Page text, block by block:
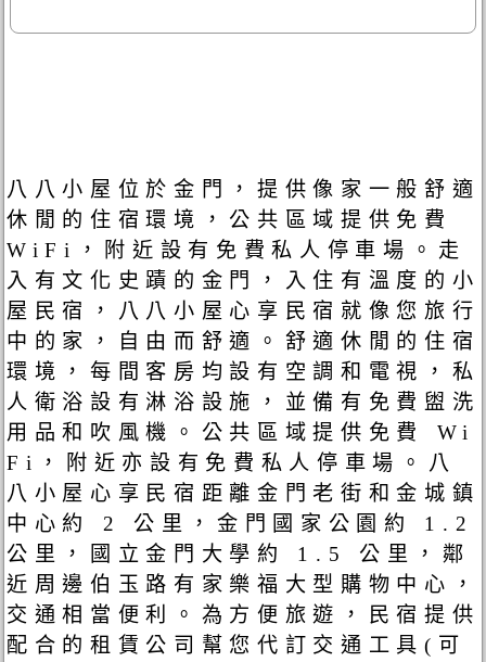
八八小屋位於金門，提供像家一般舒適
休閒的住宿環境，公共區域提供免費
WiFi，附近設有免費私人停車場。走
入有文化史蹟的金門，入住有溫度的小
屋民宿，八八小屋心享民宿就像您旅行
中的家，自由而舒適。舒適休閒的住宿
環境，每間客房均設有空調和電視，私
人衛浴設有淋浴設施，並備有免費盥洗
用品和吹風機。公共區域提供免費 Wi
Fi，附近亦設有免費私人停車場。八
八小屋心享民宿距離金門老街和金城鎮
中心約 2 公里，金門國家公園約 1.2
公里，國立金門大學約 1.5 公里，鄰
近周邊伯玉路有家樂福大型購物中心，
交通相當便利。為方便旅遊，民宿提供
配合的租賃公司幫您代訂交通工具(可